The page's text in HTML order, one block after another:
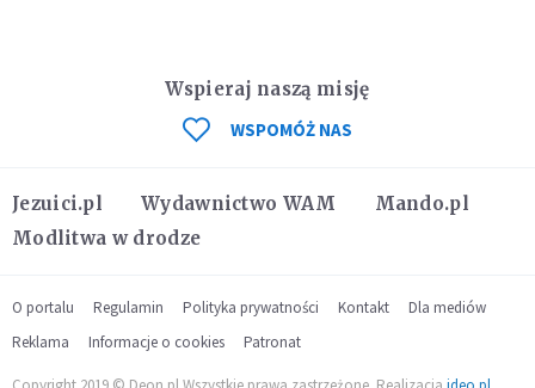
Jezuici.pl Wydawnictwo WAM
Mando.pl
Modlitwa w drodze
Wspieraj naszą misję
WSPOMÓŻ NAS
O portalu Regulamin Polityka prywatności Kontakt
Dla mediów
Reklama
Informacje o cookies Patronat